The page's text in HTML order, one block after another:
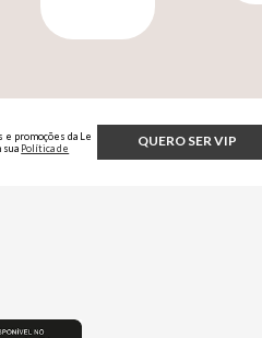
QUERO SER VIP
promoções da Le
sua Política de